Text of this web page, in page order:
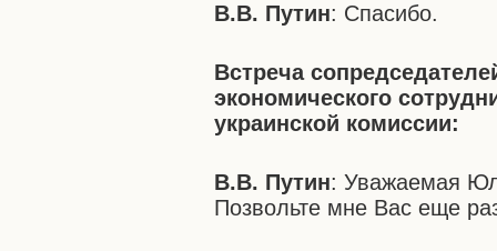
В.В. Путин: Спасибо.
Встреча
экономического
украинской комиссии:
В.В. Путин: Уважаемая
Позвольте мне Вас еще